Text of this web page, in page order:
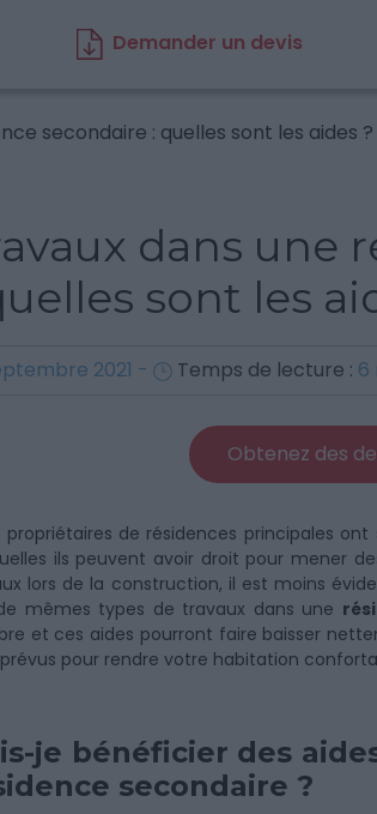
Demander un devis
secondaire : quelles sont les aides ?
dans une
sont les
2021 - Temps de lecture : 6
Obtenez des
propriétaires de résidences principales
ils peuvent avoir droit pour mener
lors de la construction, il est moins
mêmes types de travaux dans une
et ces aides pourront faire baisser
pour rendre votre habitation
je bénéficier des
secondaire ?